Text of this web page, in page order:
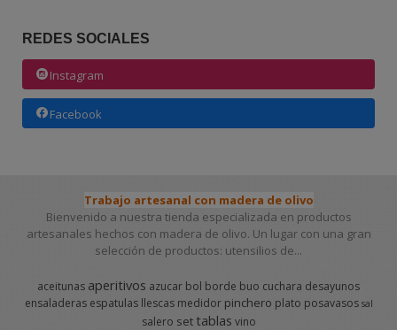
REDES SOCIALES
Instagram
Facebook
Trabajo artesanal con madera de olivo
Bienvenido a nuestra tienda especializada en productos
artesanales hechos con madera de olivo. Un lugar con una gran
selección de productos: utensilios de...
aceitunas aperitivos azucar bol borde buo cuchara desayunos
ensaladeras espatulas llescas medidor pinchero plato posavasos sal
salero set tablas vino